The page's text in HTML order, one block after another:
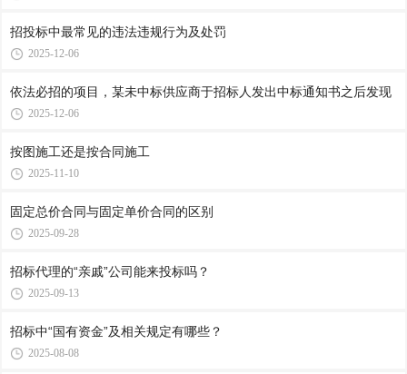
招投标中最常见的违法违规行为及处罚
2025-12-06
依法必招的项目，某未中标供应商于招标人发出中标通知书之后发现
2025-12-06
按图施工还是按合同施工
2025-11-10
固定总价合同与固定单价合同的区别
2025-09-28
招标代理的“亲戚”公司能来投标吗？
2025-09-13
招标中“国有资金”及相关规定有哪些？
2025-08-08